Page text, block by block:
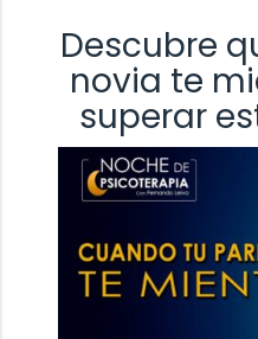
Descubre
novia te
superar